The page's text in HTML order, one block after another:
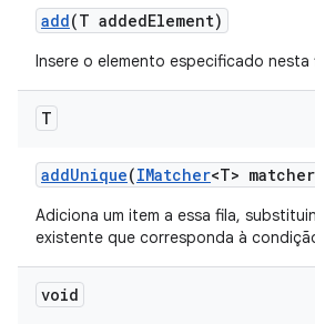
add(T addedElement)
Insere o elemento especificado nesta
T
addUnique(IMatcher<T> matcher
Adiciona um item a essa fila,
existente que corresponda à
void